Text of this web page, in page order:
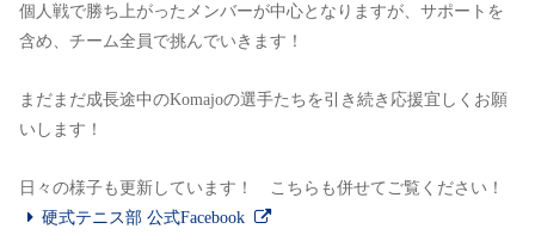
個人戦で勝ち上がったメンバーが中心となりますが、サポートを
含め、チーム全員で挑んでいきます！
まだまだ成長途中のKomajoの選手たちを引き続き応援宜しくお願
いします！
日々の様子も更新しています！ こちらも併せてご覧ください！
硬式テニス部 公式Facebook